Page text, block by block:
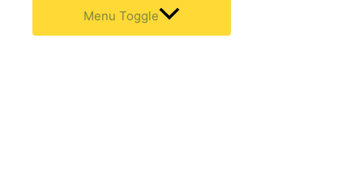
Menu Toggle